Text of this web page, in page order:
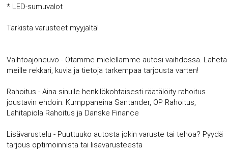
* LED-sumuvalot
Tarkista varusteet myyjältä!
Vaihtoajoneuvo - Otamme mielellämme autosi vaihdossa. Lähetä
meille rekkari, kuvia ja tietoja tarkempaa tarjousta varten!
Rahoitus - Aina sinulle henkilökohtaisesti räätälöity rahoitus
joustavin ehdoin. Kumppaneina Santander, OP Rahoitus,
Lähitapiola Rahoitus ja Danske Finance
Lisävarustelu - Puuttuuko autosta jokin varuste tai tehoa? Pyydä
tarjous optimoinnista tai lisävarusteesta